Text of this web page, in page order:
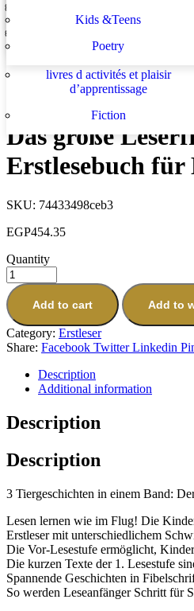
développement de l enseignant
livres d activités et plaisir
d’apprentissage
Fiction
Kids &Teens
Poetry
Das große Leserfrome
fromenteuergeschichten – Silbe für
Das große
Erstlesebuch
SKU: 74433498ceb3
EGP454.35
Quantity
Add to cart Add to
Category: Erstleser
Share: Facebook Twitter Linkedin
Description
Additional information
Description
Description
3 Tiergeschichten in einem Band:
Lesen lernen wie im Flug! Die
Erstleser mit unterschiedlichem
Die Vor-Lesestufe ermöglicht,
Die kurzen Texte der 1. Lesestufe
Spannende Geschichten in
So werden Leseanfänger Schritt für